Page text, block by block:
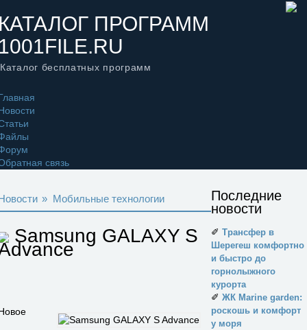
ПРОГРАММ
Каталог бесплатных программ
связь
» Мобильные технологии
Samsung GALAXY S
Последние
новости
✐ Трансфер в
Шерегеш комфортно
и быстро до
горнолыжного
курорта
✐ ЖК Marine garden:
роскошь и комфорт
у моря